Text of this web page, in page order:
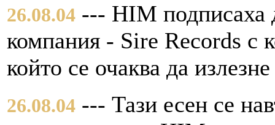
26.08.04 --- HIM подписаха
компания - Sire Records с
който се очаква да
26.08.04 --- Тази есен се